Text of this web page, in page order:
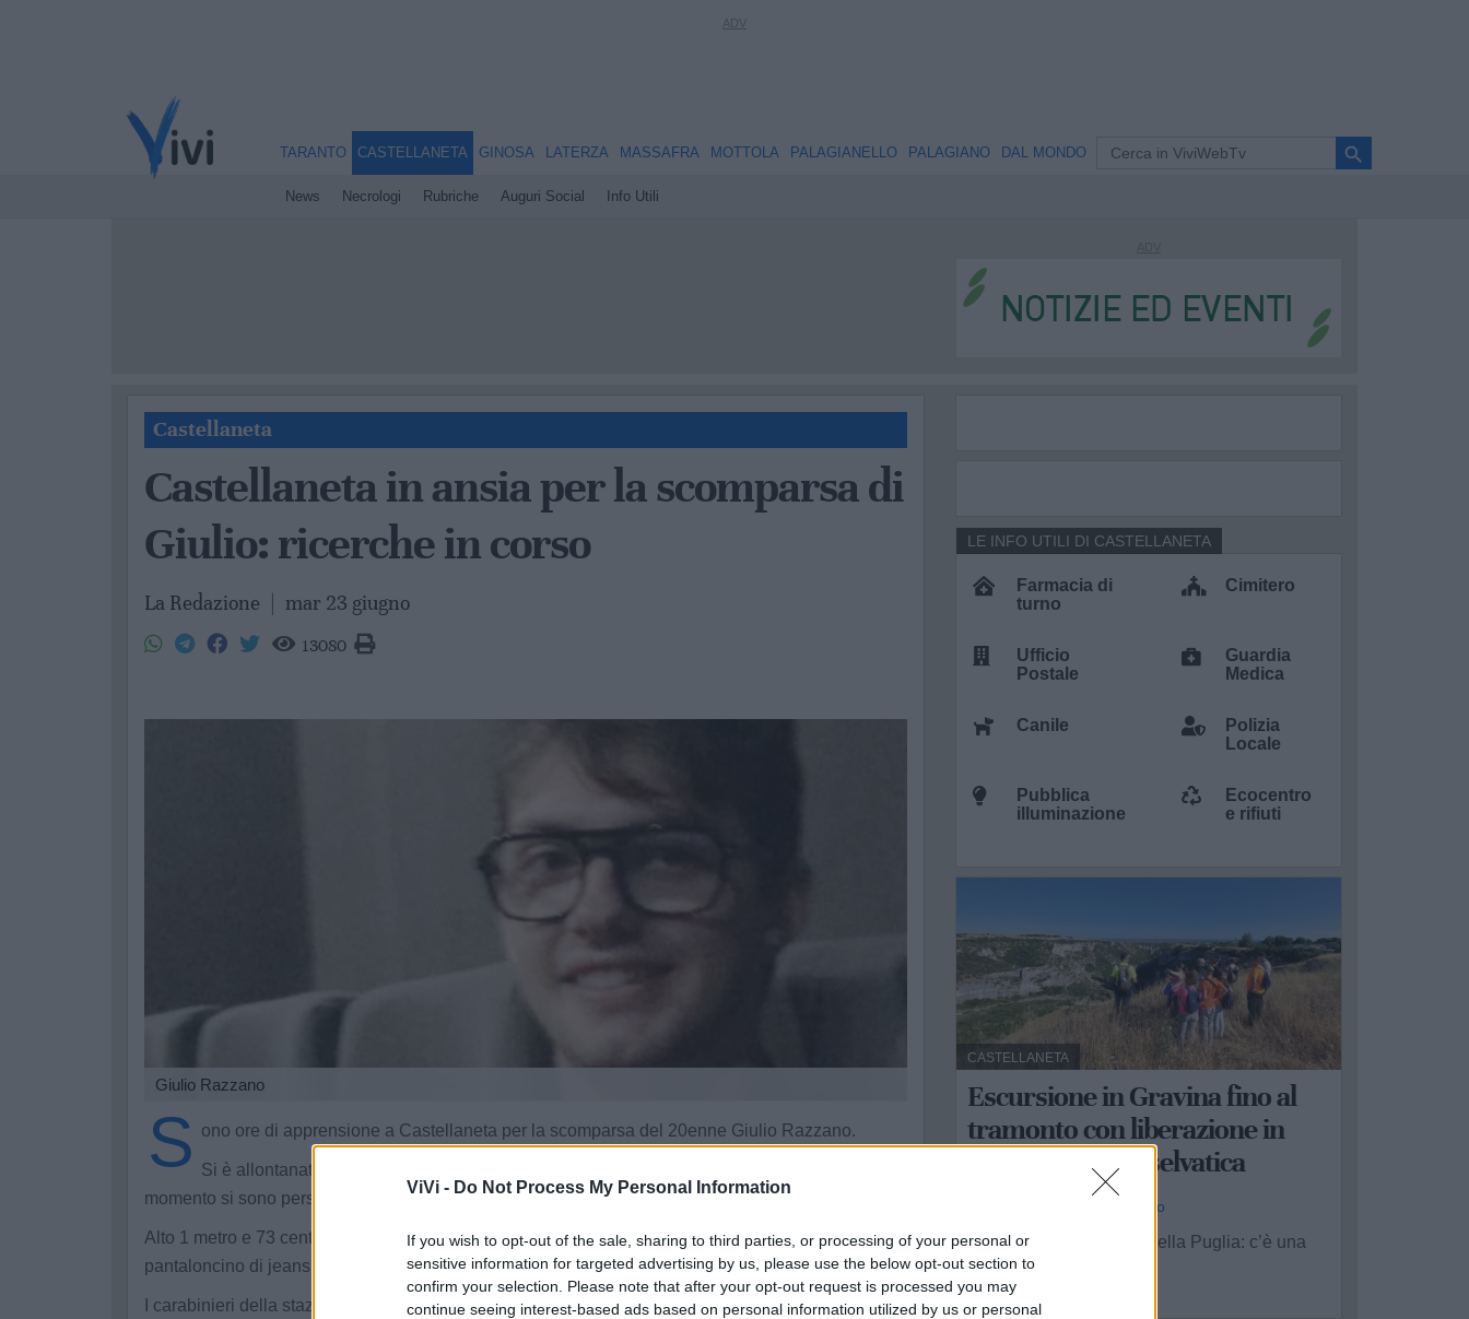
ViVi - Do Not Process My Personal Information
If you wish to opt-out of the sale, sharing to third parties, or processing of your personal or
sensitive information for targeted advertising by us, please use the below opt-out section to
confirm your selection. Please note that after your opt-out request is processed you may
continue seeing interest-based ads based on personal information utilized by us or personal
TARANTO CASTELLANETA
News Necrologi Rubriche Auguri Social Info Utili
GINOSA LATERZA MASSAFRA MOTTOLA PALAGIANELLO PALAGIANO DAL MONDO search
Castellaneta
Castellaneta in ansia per la scomparsa di
Giulio: ricerche in corso
La Redazione mar 23 giugno
13080
Giulio Razzano
S ono ore di apprensione a Castellaneta per la scomparsa del 20enne Giulio Razzano.
Si è allontanato volontariamente da casa sua nel primo pomeriggio di oggi e da quel
momento si sono perse le sue tracce.
Alto 1 metro e 73 centimetri, capelli castani e occhi verdi. Poco prima di allontanarsi indossava un
pantaloncino di jeans e una t-shirt bianca.
I carabinieri della stazione di Castellaneta hanno avviato le ricerche.
Farmacia di
turno
Cimitero
Ufficio
Postale
Guardia
Medica
Canile
Polizia
Locale
Pubblica
illuminazione
Ecocentro
e rifiuti
LE INFO UTILI DI CASTELLANETA
CASTELLANETA
Escursione in Gravina fino al
tramonto con liberazione in
natura di fauna selvatica
La Redazione - ven 31 luglio
Un tramonto nel ventre della Puglia: c’è una
nuova escursione ...